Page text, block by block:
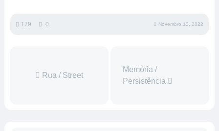
179 0 Novembro 13, 2022
Rua / Street
Memória /
Persistência